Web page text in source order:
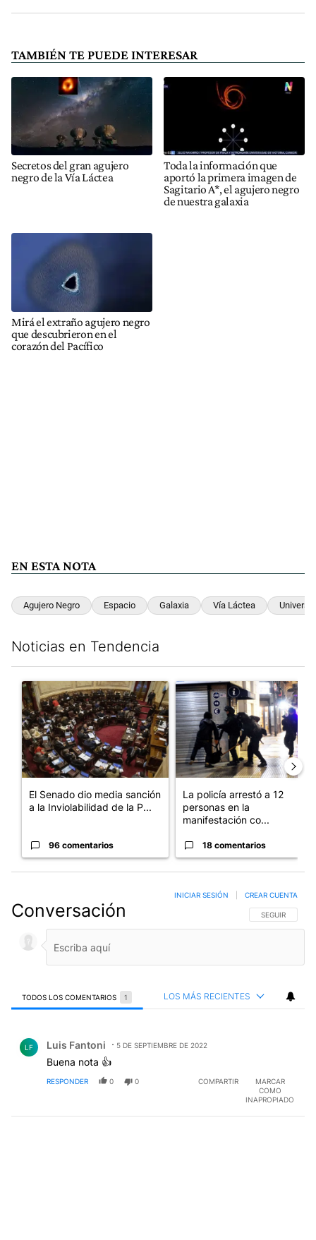
TAMBIÉN TE PUEDE INTERESAR
Secretos del gran agujero
negro de la Vía Láctea
Toda la información que
aportó la primera imagen de
Sagitario A*, el agujero negro
de nuestra galaxia
Mirá el extraño agujero negro
que descubrieron en el
corazón del Pacífico
EN ESTA NOTA
Agujero Negro Espacio Galaxia Vía Láctea Universo
Noticias en Tendencia
Un artículo de tendencia con el título "El Senado dio media
El Senado dio media sanción
a la Inviolabilidad de la P...
96 comentarios
Un artículo de tendencia con
La policía arrestó a 12
personas en la
manifestación co...
18 comentarios
Conversación SIGA ESTA
SEGUIR
INICIAR SESIÓN CREAR CUENTA
TODOS LOS COMENTARIOS 1 LOS MÁS RECIENTES
LF Luis Fantoni 5 DE SEPTIEMBRE DE 2022
Buena nota 👍
RESPONDER 0 0 COMPARTIR
MARCAR
COMO
INAPROPIADO